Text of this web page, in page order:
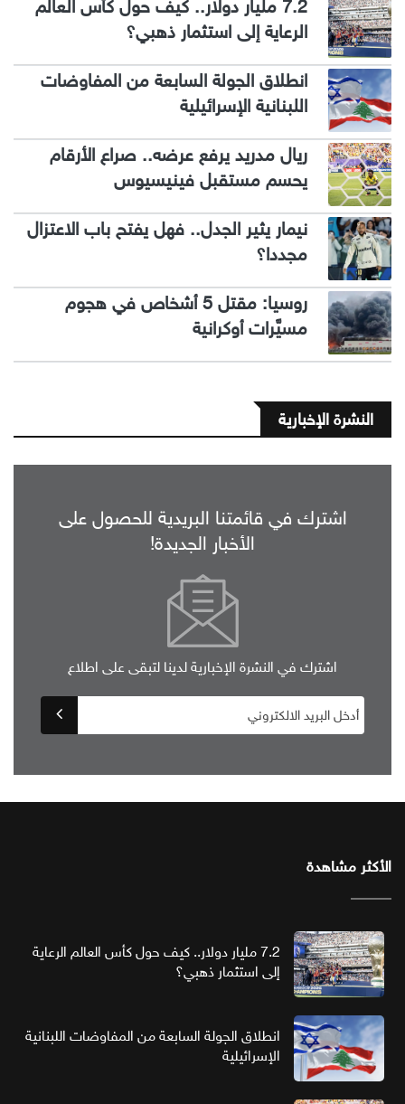
7.2 مليار دولار.. كيف حول كأس العالم
الرعاية إلى استثمار ذهبي؟
انطلاق الجولة السابعة من المفاوضات
اللبنانية الإسرائيلية
ريال مدريد يرفع عرضه.. صراع الأرقام
يحسم مستقبل فينيسيوس
نيمار يثير الجدل.. فهل يفتح باب الاعتزال
مجددا؟
روسيا: مقتل 5 أشخاص في هجوم
مسيَّرات أوكرانية
النشرة الإخبارية
اشترك في قائمتنا البريدية للحصول على
الأخبار الجديدة!
اشترك في النشرة الإخبارية لدينا لتبقى على اطلاع
الأكثر مشاهدة
7.2 مليار دولار.. كيف حول كأس العالم الرعاية
إلى استثمار ذهبي؟
انطلاق الجولة السابعة من المفاوضات اللبنانية
الإسرائيلية